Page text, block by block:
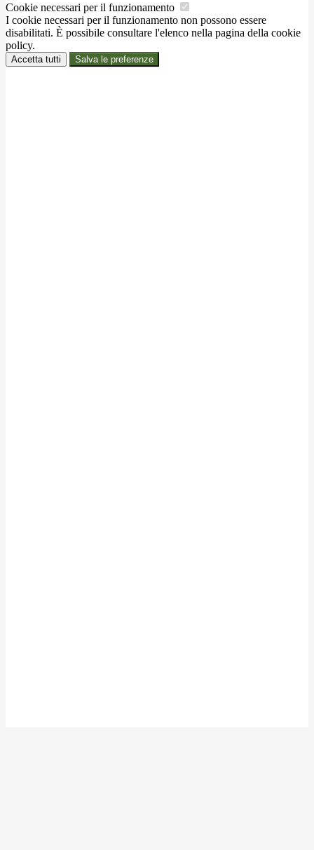
Cookie necessari per il funzionamento
I cookie necessari per il funzionamento non possono essere
disabilitati. È possibile consultare l'elenco nella pagina della cookie
policy.
Accetta tutti Salva le preferenze